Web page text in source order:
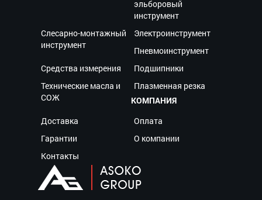
эльборовый
инструмент
Слесарно-монтажный
инструмент
Электроинструмент
Пневмоинструмент
Средства измерения
Подшипники
Технические масла и
СОЖ
Плазменная резка
КОМПАНИЯ
Доставка
Оплата
Гарантии
О компании
Контакты